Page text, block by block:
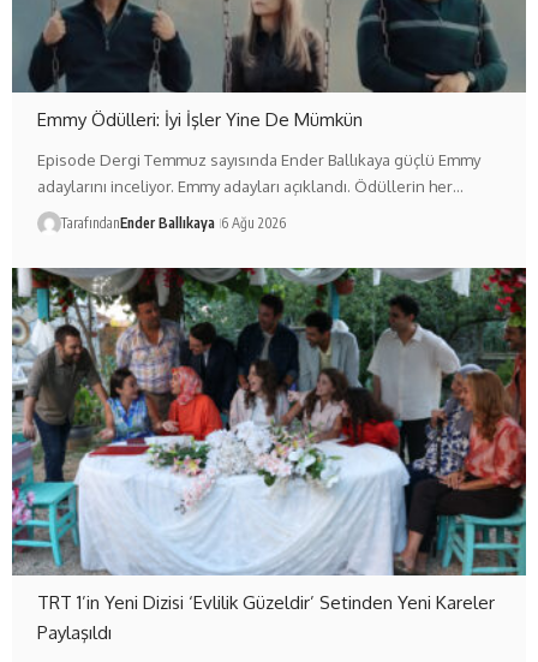
Emmy Ödülleri: İyi İşler Yine De Mümkün
Episode Dergi Temmuz sayısında Ender Ballıkaya güçlü Emmy
adaylarını inceliyor. Emmy adayları açıklandı. Ödüllerin her…
TarafındanEnder Ballıkaya 6 Ağu 2026
TRT 1’in Yeni Dizisi ‘Evlilik Güzeldir’ Setinden Yeni Kareler
Paylaşıldı